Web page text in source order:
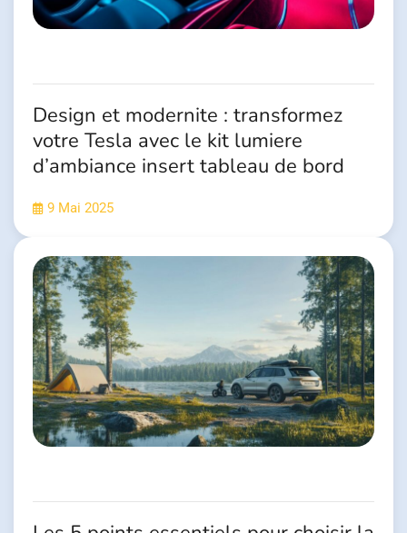
Design et modernite : transformez
votre Tesla avec le kit lumiere
d’ambiance insert tableau de bord
9 Mai 2025